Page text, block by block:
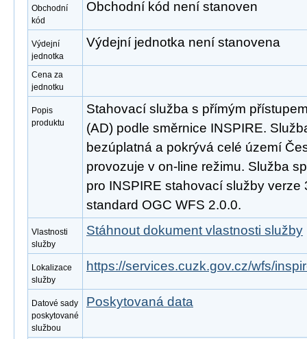
Obchodní
kód
Obchodní kód není stanoven
Výdejní
jednotka
Výdejní jednotka není stanovena
Cena za
jednotku
Popis
produktu
Stahovací služba s přímým
(AD) podle směrnice INSPIRE.
bezúplatná a pokrývá celé území
provozuje v on-line režimu. Služba
pro INSPIRE stahovací služby verze
standard OGC WFS 2.0.0.
Vlastnosti
služby
Stáhnout dokument vlastnosti služby
Lokalizace
služby
https://services.cuzk.gov.cz/wfs/
Datové sady
poskytované
službou
Poskytovaná data